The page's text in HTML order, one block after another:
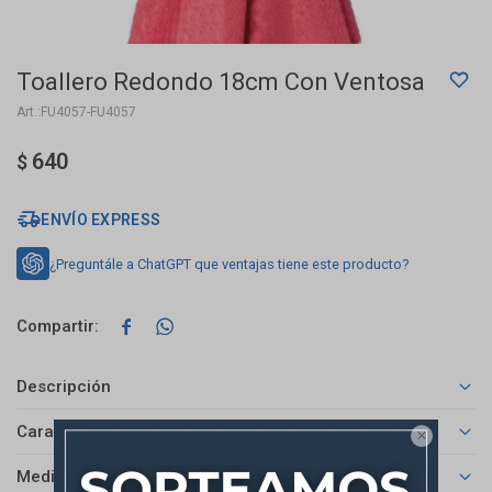

Toallero Redondo 18cm Con Ventosa
FU4057-FU4057
$ 640
ENVÍO EXPRESS
¿Preguntále a ChatGPT que ventajas tiene este producto?
 
Descripción
Características
Medios de pago